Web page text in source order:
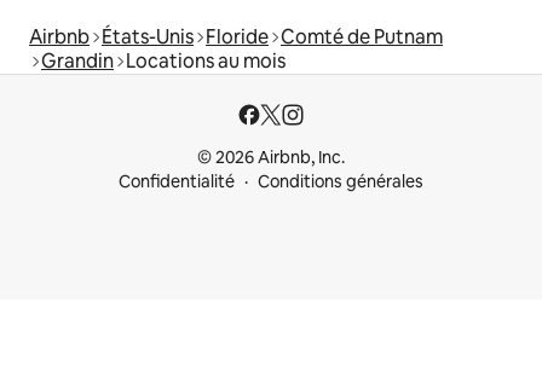
Airbnb États-Unis Floride Comté de Putnam
Grandin Locations au mois
© 2026 Airbnb, Inc.
Confidentialité
Conditions générales